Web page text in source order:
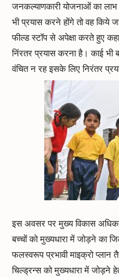
जनकल्याणकारी योजनाओं का
भी प्रयास करने होंगे तो वह किये
फील्ड स्टॉप से अपेक्षा करते हुए
निंरतर प्रयास करना है। काई भी
वंचित न रह इसके लिए निरंतर
इस अवसर पर मुख्य विकास
बच्चों को मुख्यधारा में जोड़ने का
फलस्वरूप प्रभावी माइक्रो प्लान
चिल्ड्रन्स को मुख्यधारा में जोड़ने